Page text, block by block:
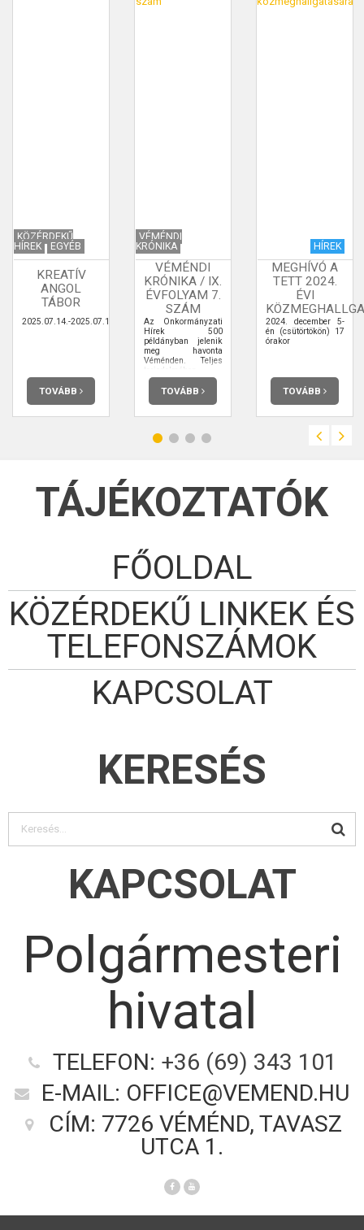
KÖZÉRDEKŰ
HÍREK
EGYÉB
KREATÍV
ANGOL
TÁBOR
2025.07.14.-2025.07.18.
TOVÁBB
VÉMÉNDI
KRÓNIKA
VÉMÉNDI
KRÓNIKA / IX.
ÉVFOLYAM 7.
SZÁM
Az Önkormányzati
Hírek 500
példányban jelenik
meg havonta
Véménden. Teljes
terjedelmében
elolvashatja.
TOVÁBB
HÍREK
MEGHÍVÓ A
TETT 2024.
ÉVI
2024. december 5-
én (csütörtökön) 17
órakor
TOVÁBB
TÁJÉKOZTATÓK
FŐOLDAL
KÖZÉRDEKŰ LINKEK ÉS
TELEFONSZÁMOK
KAPCSOLAT
KERESÉS
KAPCSOLAT
Polgármesteri
hivatal
TELEFON: +36 (69) 343 101
E-MAIL: OFFICE@VEMEND.HU
CÍM: 7726 VÉMÉND, TAVASZ
UTCA 1.